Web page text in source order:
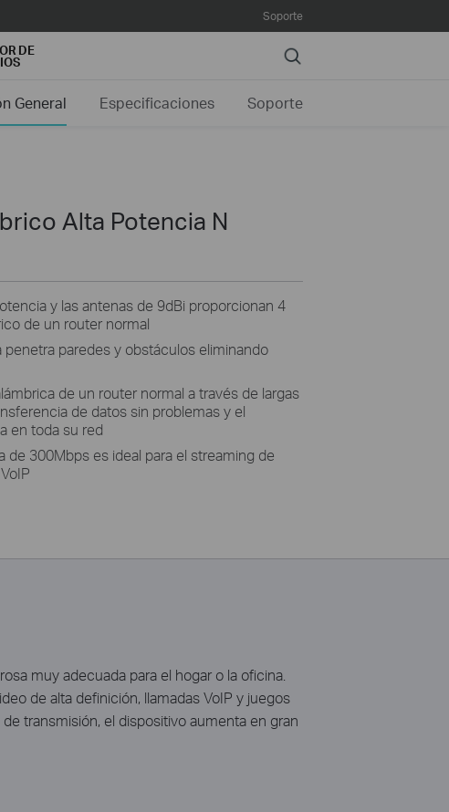
Soporte
DE Search
General Especificaciones Soporte
Alta Potencia N
y las antenas de 9dBi proporcionan 4
de un router normal
penetra paredes y obstáculos eliminando
de un router normal a través de largas
de datos sin problemas y el
en toda su red
de 300Mbps es ideal para el streaming de
muy adecuada para el hogar o la oficina.
de alta definición, llamadas VoIP y juegos
transmisión, el dispositivo aumenta en gran